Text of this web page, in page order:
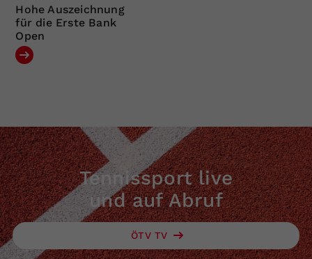
Hohe Auszeichnung
für die Erste Bank
Open
Tennissport live
und auf Abruf
ÖTV TV